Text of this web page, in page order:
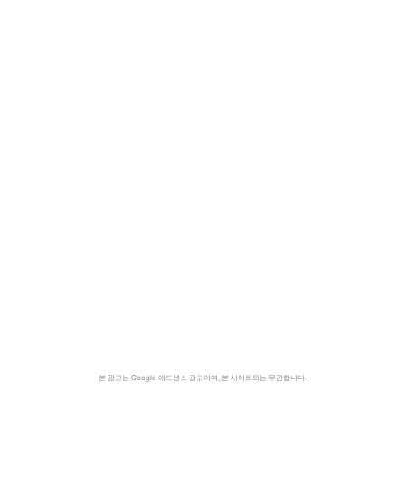
본 광고는 Google 애드센스 광고이며, 본 사이트와는 무관합니다.